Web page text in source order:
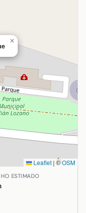
×
Leaflet | ©OSM
Almadén, Ciudad
ESTIMADO